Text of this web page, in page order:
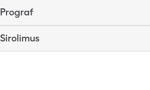
Prograf
Sirolimus